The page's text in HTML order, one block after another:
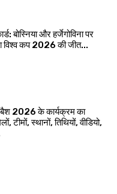
बोस्निया और हर्जेगोविना पर
विश्व कप 2026 की जीत...
बैश 2026 के कार्यक्रम का
टीमों, स्थानों, तिथियों, वीडियो,